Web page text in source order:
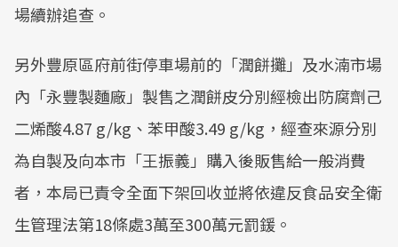
場續辦追查。
另外豐原區府前街停車場前的「潤餅攤」及水湳市場
內「永豐製麵廠」製售之潤餅皮分別經檢出防腐劑己
二烯酸4.87 g/kg、苯甲酸3.49 g/kg，經查來源分別
為自製及向本市「王振義」購入後販售給一般消費
者，本局已責令全面下架回收並將依違反食品安全衛
生管理法第18條處3萬至300萬元罰鍰。